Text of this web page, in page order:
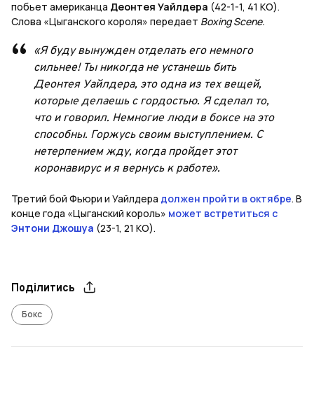
побьет американца Деонтея Уайлдера (42-1-1, 41 КО).
Слова «Цыганского короля» передает Boxing Scene.
«Я буду вынужден отделать его немного
сильнее! Ты никогда не устанешь бить
Деонтея Уайлдера, это одна из тех вещей,
которые делаешь с гордостью. Я сделал то,
что и говорил. Немногие люди в боксе на это
способны. Горжусь своим выступлением. С
нетерпением жду, когда пройдет этот
коронавирус и я вернусь к работе».
Третий бой Фьюри и Уайлдера должен пройти в октябре. В
конце года «Цыганский король» может встретиться с
Энтони Джошуа (23-1, 21 КО).
Поділитись
Бокс